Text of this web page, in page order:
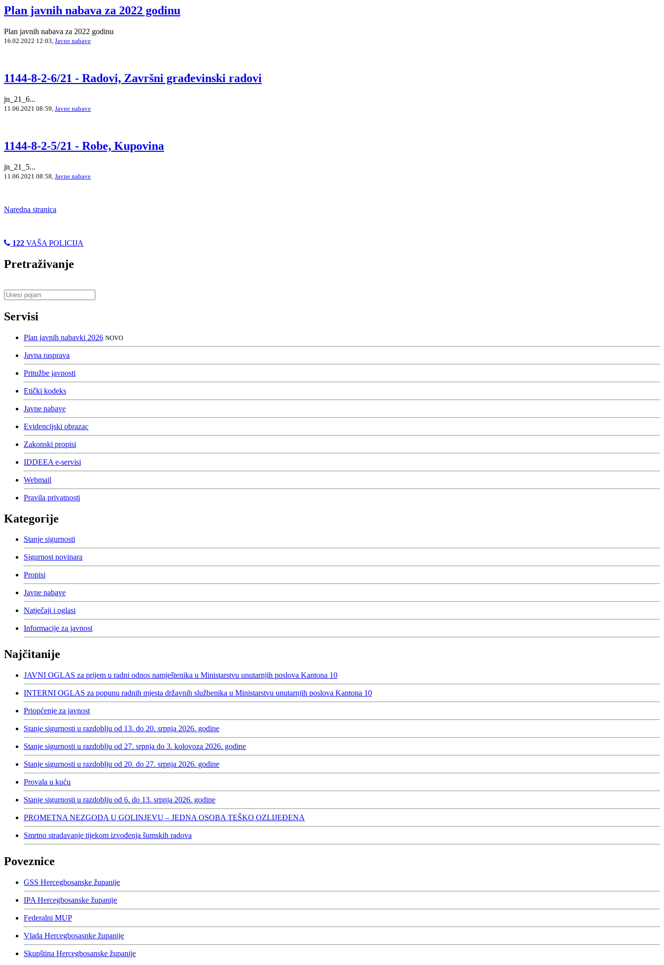
Plan javnih nabava za 2022 godinu
Plan javnih nabava za 2022 godinu
16.02.2022 12:03, Javne nabave
1144-8-2-6/21 - Radovi, Završni građevinski radovi
jn_21_6...
11.06.2021 08:59, Javne nabave
1144-8-2-5/21 - Robe, Kupovina
jn_21_5...
11.06.2021 08:58, Javne nabave
Naredna stranica
122 VAŠA POLICIJA
Pretraživanje
Servisi
Plan javnih nabavki 2026 NOVO
Javna rasprava
Pritužbe javnosti
Etički kodeks
Javne nabave
Evidencijski obrazac
Zakonski propisi
IDDEEA e-servisi
Webmail
Pravila privatnosti
Kategorije
Stanje sigurnosti
Sigurnost novinara
Propisi
Javne nabave
Natječaji i oglasi
Informacije za javnost
Najčitanije
JAVNI OGLAS za prijem u radni odnos namještenika u Ministarstvu unutarnjih poslova Kantona 10
INTERNI OGLAS za popunu radnih mjesta državnih službenika u Ministarstvu unutarnjih poslova Kantona 10
Priopćenje za javnost
Stanje sigurnosti u razdoblju od 13. do 20. srpnja 2026. godine
Stanje sigurnosti u razdoblju od 27. srpnja do 3. kolovoza 2026. godine
Stanje sigurnosti u razdoblju od 20. do 27. srpnja 2026. godine
Provala u kuću
Stanje sigurnosti u razdoblju od 6. do 13. srpnja 2026. godine
PROMETNA NEZGODA U GOLINJEVU – JEDNA OSOBA TEŠKO OZLIJEĐENA
Smrtno stradavanje tijekom izvođenja šumskih radova
Poveznice
GSS Hercegbosanske županije
IPA Hercegbosanske županije
Federalni MUP
Vlada Hercegbosasnke županije
Skupština Hercegbosanske županije